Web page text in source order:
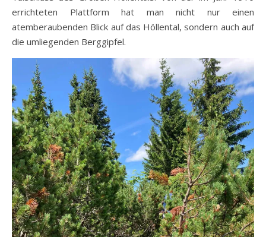
errichteten Plattform hat man nicht nur einen
atemberaubenden Blick auf das Höllental, sondern auch auf
die umliegenden Berggipfel.